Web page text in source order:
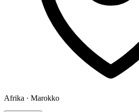
Afrika · Marokko